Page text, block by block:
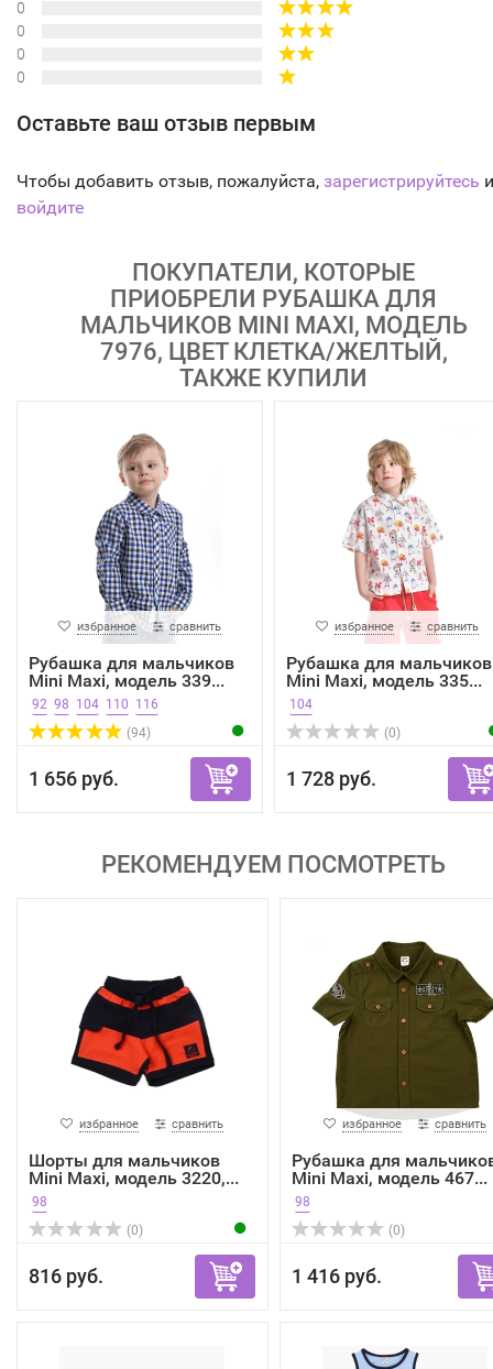
0
0
0
0
Оставьте ваш отзыв первым
Чтобы добавить отзыв, пожалуйста, зарегистрируйтесь
войдите
ПОКУПАТЕЛИ, КОТОРЫЕ
ПРИОБРЕЛИ РУБАШКА ДЛЯ
МАЛЬЧИКОВ MINI MAXI, МОДЕЛЬ
7976, ЦВЕТ КЛЕТКА/ЖЕЛТЫЙ,
ТАКЖЕ КУПИЛИ
избранное сравнить
Рубашка для мальчиков
Mini Maxi, модель 339...
92 98 104 110 116
(94)
1 656 руб.
избранное сравнить
Рубашка для мальчиков
Mini Maxi, модель 335...
104
(0)
1 728 руб.
РЕКОМЕНДУЕМ ПОСМОТРЕТЬ
избранное сравнить
Шорты для мальчиков
Mini Maxi, модель 3220,...
98
(0)
816 руб.
избранное сравнить
Рубашка для
Mini Maxi, модель 467...
98
(0)
1 416 руб.